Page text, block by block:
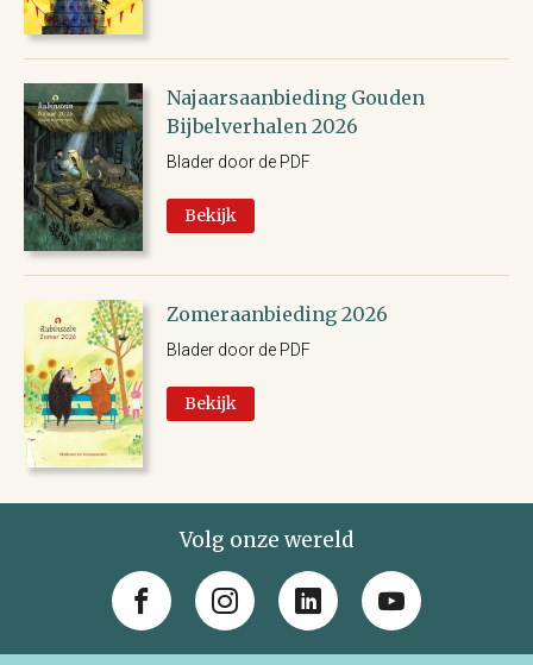
Najaarsaanbieding Gouden
Bijbelverhalen 2026
Blader door de PDF
Bekijk
Zomeraanbieding 2026
Blader door de PDF
Bekijk
Volg onze wereld